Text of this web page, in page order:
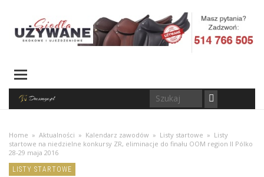
Home » Aktualności » Kalendarz zawodów » Listy startowe » Listy
startowe na niedzielne konkursy ZR, eliminacje do finału OOM region II Pólko
28-29 maja 2016
LISTY STARTOWE